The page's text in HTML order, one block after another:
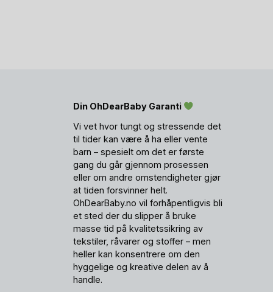
Din OhDearBaby Garanti
Vi vet hvor tungt og stressende det
til tider kan være å ha eller vente
barn – spesielt om det er første
gang du går gjennom prosessen
eller om andre omstendigheter gjør
at tiden forsvinner helt.
OhDearBaby.no vil forhåpentligvis bli
et sted der du slipper å bruke
masse tid på kvalitetssikring av
tekstiler, råvarer og stoffer – men
heller kan konsentrere om den
hyggelige og kreative delen av å
handle.